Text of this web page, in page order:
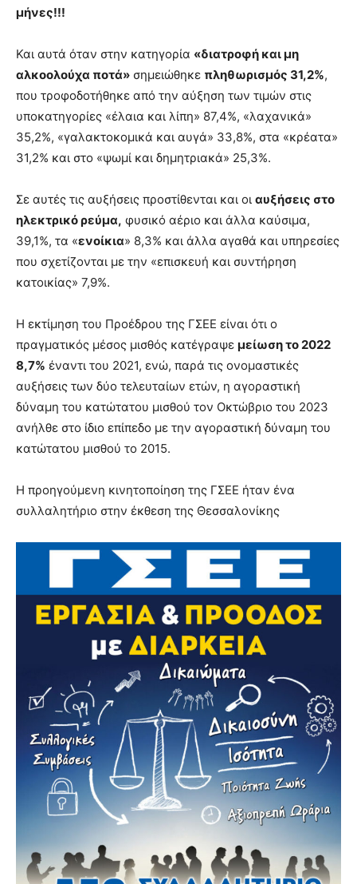
μήνες!!!
Και αυτά όταν στην κατηγορία «διατροφή και μη
αλκοολούχα ποτά» σημειώθηκε πληθωρισμός 31,2%,
που τροφοδοτήθηκε από την αύξηση των τιμών στις
υποκατηγορίες «έλαια και λίπη» 87,4%, «λαχανικά»
35,2%, «γαλακτοκομικά και αυγά» 33,8%, στα «κρέατα»
31,2% και στο «ψωμί και δημητριακά» 25,3%.
Σε αυτές τις αυξήσεις προστίθενται και οι αυξήσεις στο
ηλεκτρικό ρεύμα, φυσικό αέριο και άλλα καύσιμα,
39,1%, τα «ενοίκια» 8,3% και άλλα αγαθά και υπηρεσίες
που σχετίζονται με την «επισκευή και συντήρηση
κατοικίας» 7,9%.
Η εκτίμηση του Προέδρου της ΓΣΕΕ είναι ότι ο
πραγματικός μέσος μισθός κατέγραψε μείωση το 2022
8,7% έναντι του 2021, ενώ, παρά τις ονομαστικές
αυξήσεις των δύο τελευταίων ετών, η αγοραστική
δύναμη του κατώτατου μισθού τον Οκτώβριο του 2023
ανήλθε στο ίδιο επίπεδο με την αγοραστική δύναμη του
κατώτατου μισθού το 2015.
Η προηγούμενη κινητοποίηση της ΓΣΕΕ ήταν ένα
συλλαλητήριο στην έκθεση της Θεσσαλονίκης